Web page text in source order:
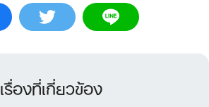
เรื่องที่เกี่ยวข้อง